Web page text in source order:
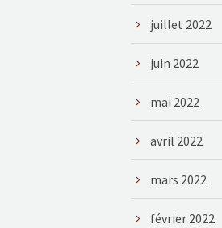
juillet 2022
juin 2022
mai 2022
avril 2022
mars 2022
février 2022